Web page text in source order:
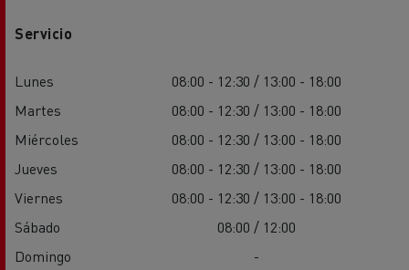
Servicio
Lunes
08:00 - 12:30 / 13:00 - 18:00
Martes
08:00 - 12:30 / 13:00 - 18:00
Miércoles
08:00 - 12:30 / 13:00 - 18:00
Jueves
08:00 - 12:30 / 13:00 - 18:00
Viernes
08:00 - 12:30 / 13:00 - 18:00
Sábado
08:00 / 12:00
Domingo
-